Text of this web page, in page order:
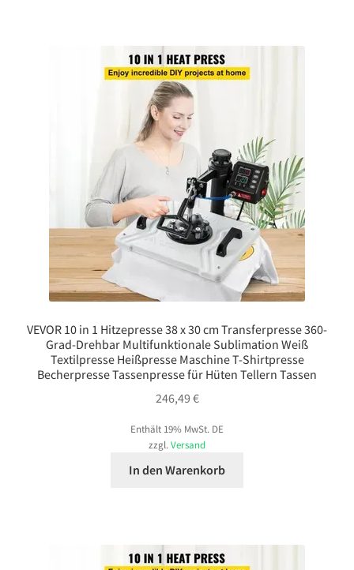
VEVOR 10 in 1 Hitzepresse 38 x 30 cm Transferpresse 360-
Grad-Drehbar Multifunktionale Sublimation Weiß
Textilpresse Heißpresse Maschine T-Shirtpresse
Becherpresse Tassenpresse für Hüten Tellern Tassen
246,49 €
Enthält 19% MwSt. DE
zzgl.Versand
In den Warenkorb